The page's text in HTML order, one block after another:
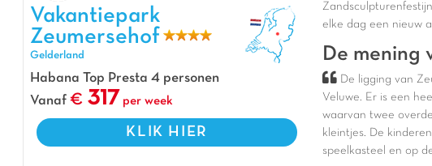
Vakantiepark Zeumersehof, Vakantiepark Gelderland
Vakantiepark
Zeumersehof
Gelderland
Habana Top Presta 4 personen
Vanaf
317 per week
KLIK HIER
elke dag een nieuw
De mening
De ligging van
Veluwe. Er is een
waarvan twee
kleintjes. De
speelkasteel en op